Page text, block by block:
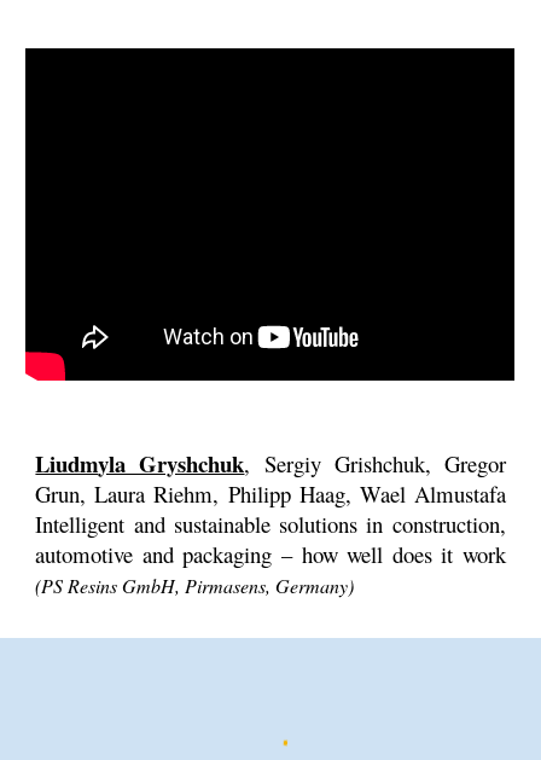
Liudmyla Gryshchuk, Sergiy Grishchuk, Gregor
Grun, Laura Riehm, Philipp Haag, Wael Almustafa
Intelligent and sustainable solutions in construction,
automotive and packaging – how well does it work
(PS Resins GmbH, Pirmasens, Germany)